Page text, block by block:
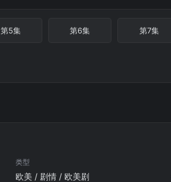
第5集 第6集 第7集
类型
欧美 / 剧情 / 欧美剧